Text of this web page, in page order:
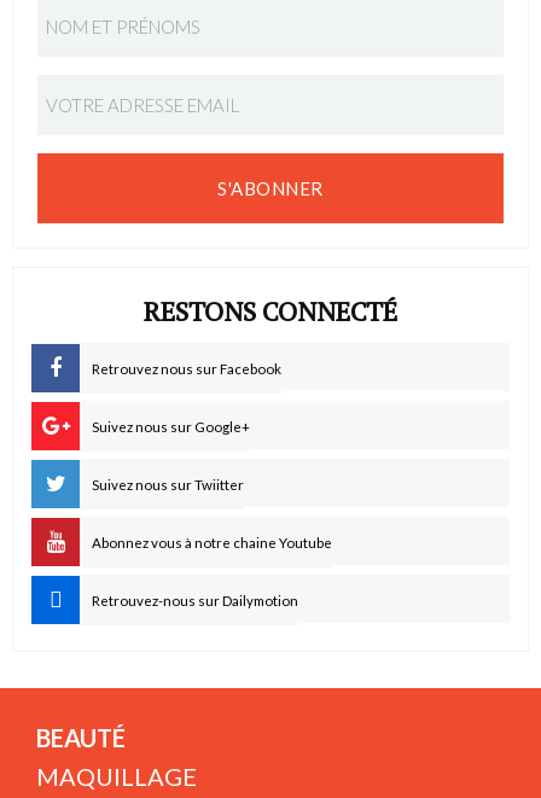
S'ABONNER
RESTONS CONNECTÉ
Retrouvez nous sur Facebook
Suivez nous sur Google+
Suivez nous sur Twiitter
Abonnez vous à notre chaine Youtube
Retrouvez-nous sur Dailymotion
BEAUTÉ
MAQUILLAGE